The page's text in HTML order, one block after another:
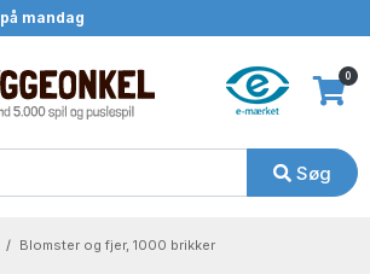
på mandag
Søg
0
Blomster og fjer, 1000 brikker